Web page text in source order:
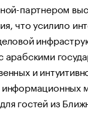
партнером
что усилило
арабскими
и
информационных
гостей из